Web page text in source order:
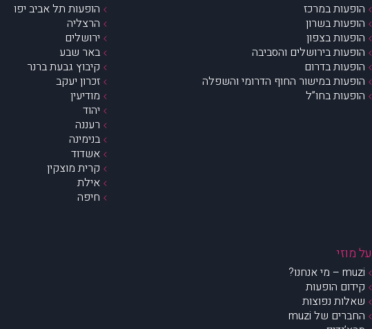
הופעות במרכז
הופעות בשרון
הופעות בצפון
הופעות בירושלים והסביבה
הופעות בדרום
הופעות במישור החוף הדרומי והשפלה
הופעות בחו”ל
הופעות תל אביב יפו
הרצליה
ירושלים
באר שבע
קיבוץ גבעת ברנר
זכרון יעקב
מודיעין
יהוד
רעננה
בנימינה
אשדוד
קרית מוצקין
אילת
חיפה
על מוזי
muzi – מי אנחנו?
קידום הופעות
שאלות נפוצות
החברים של muzi